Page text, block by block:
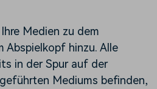
Medien zu dem
Abspielkopf hinzu. Alle
in der Spur auf der
Mediums befinden,